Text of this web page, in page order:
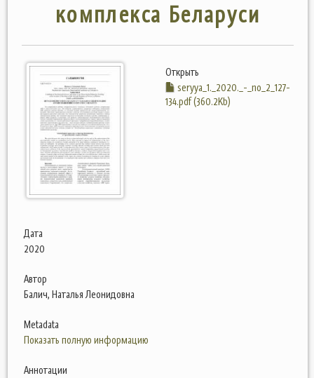
комплекса Беларуси
Открыть
seryya_1._2020._-_no_2_127-
134.pdf (360.2Kb)
Дата
2020
Автор
Балич, Наталья Леонидовна
Metadata
Показать полную информацию
Аннотации